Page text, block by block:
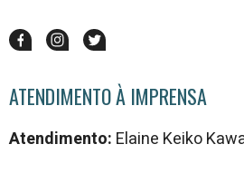
ATENDIMENTO À IMPRENSA
Atendimento: Elaine Keiko